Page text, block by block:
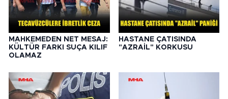
MAHKEMEDEN NET MESAJ:
KÜLTÜR FARKI SUÇA KILIF
OLAMAZ
HASTANE ÇATISINDA
"AZRAİL" KORKUSU